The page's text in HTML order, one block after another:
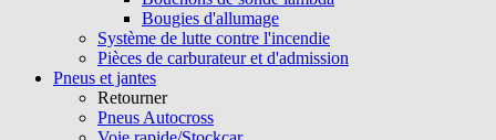
Bougies d'allumage
Système de lutte contre l'incendie
Pièces de carburateur et d'admission
Pneus et jantes
Retourner
Pneus Autocross